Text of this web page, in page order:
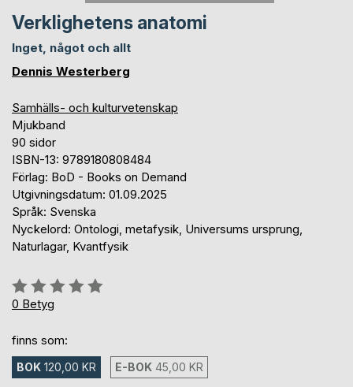
Verklighetens anatomi
Inget, något och allt
Dennis Westerberg
Samhälls- och kulturvetenskap
Mjukband
90 sidor
ISBN-13: 9789180808484
Förlag: BoD - Books on Demand
Utgivningsdatum: 01.09.2025
Språk: Svenska
Nyckelord: Ontologi, metafysik, Universums ursprung,
Naturlagar, Kvantfysik
Betyg::
0%
0 Betyg
finns som:
BOK 120,00 KR E-BOK 45,00 KR